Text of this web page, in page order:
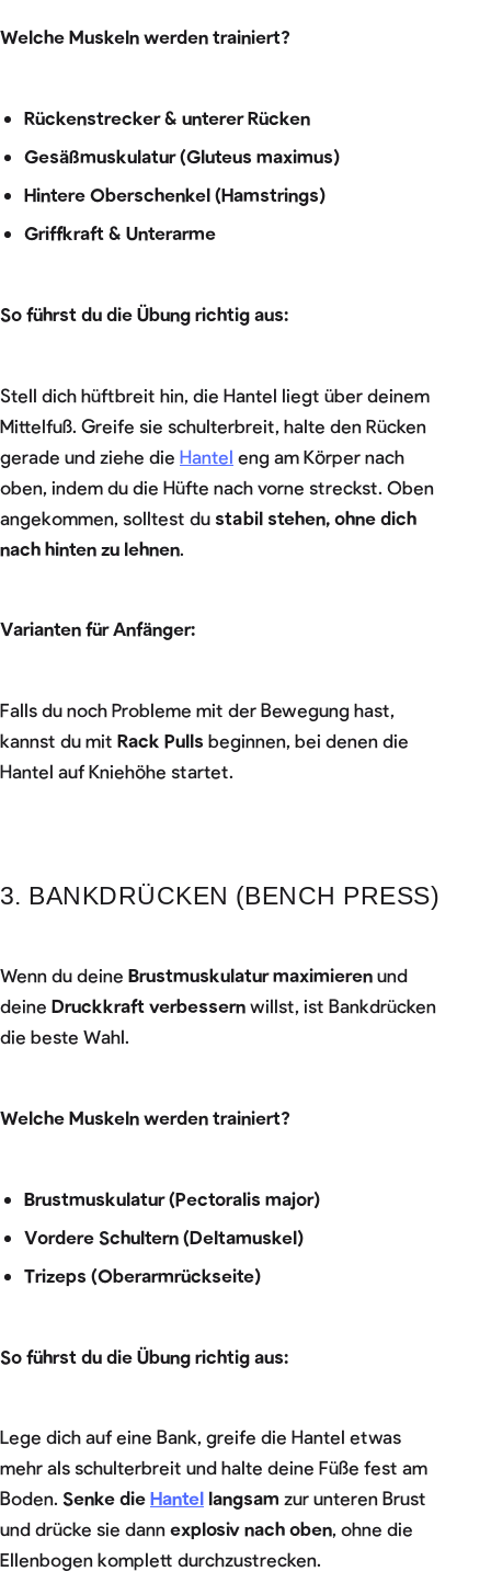
Welche Muskeln werden trainiert?
Rückenstrecker & unterer Rücken
Gesäßmuskulatur (Gluteus maximus)
Hintere Oberschenkel (Hamstrings)
Griffkraft & Unterarme
So führst du die Übung richtig aus:
Stell dich hüftbreit hin, die Hantel liegt über deinem
Mittelfuß. Greife sie schulterbreit, halte den Rücken
gerade und ziehe die Hantel eng am Körper nach
oben, indem du die Hüfte nach vorne streckst. Oben
angekommen, solltest du stabil stehen, ohne dich
nach hinten zu lehnen.
Varianten für Anfänger:
Falls du noch Probleme mit der Bewegung hast,
kannst du mit Rack Pulls beginnen, bei denen die
Hantel auf Kniehöhe startet.
3. BANKDRÜCKEN (BENCH PRESS)
Wenn du deine Brustmuskulatur maximieren und
deine Druckkraft verbessern willst, ist Bankdrücken
die beste Wahl.
Welche Muskeln werden trainiert?
Brustmuskulatur (Pectoralis major)
Vordere Schultern (Deltamuskel)
Trizeps (Oberarmrückseite)
So führst du die Übung richtig aus:
Lege dich auf eine Bank, greife die Hantel etwas
mehr als schulterbreit und halte deine Füße fest am
Boden. Senke die Hantel langsam zur unteren Brust
und drücke sie dann explosiv nach oben, ohne die
Ellenbogen komplett durchzustrecken.